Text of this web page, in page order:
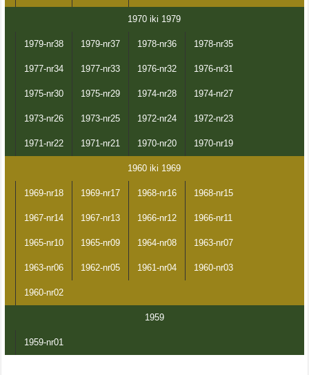
1970 iki 1979
1979-nr38 1979-nr37 1978-nr36 1978-nr35
1977-nr34 1977-nr33 1976-nr32 1976-nr31
1975-nr30 1975-nr29 1974-nr28 1974-nr27
1973-nr26 1973-nr25 1972-nr24 1972-nr23
1971-nr22 1971-nr21 1970-nr20 1970-nr19
1960 iki 1969
1969-nr18 1969-nr17 1968-nr16 1968-nr15
1967-nr14 1967-nr13 1966-nr12 1966-nr11
1965-nr10 1965-nr09 1964-nr08 1963-nr07
1963-nr06 1962-nr05 1961-nr04 1960-nr03
1960-nr02
1959
1959-nr01